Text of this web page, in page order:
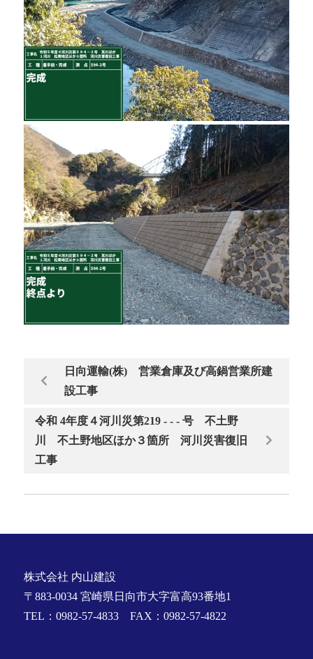
日向運輸(株) 営業倉庫及び高鍋営業所建
設工事
令和 4年度４河川災第219 - - - 号 不土野
川 不土野地区ほか３箇所 河川災害復旧
工事
株式会社 内山建設
〒883-0034 宮崎県日向市大字富高93番地1
TEL：0982-57-4833 FAX：0982-57-4822